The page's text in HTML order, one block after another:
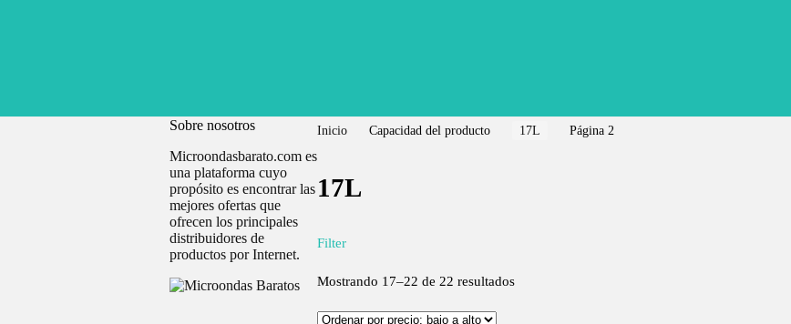
Inicio Capacidad del producto 17L Página 2
17L
Filter
Mostrando 17–22 de 22 resultados
Sobre nosotros
Microondasbarato.com es
una plataforma cuyo
propósito es encontrar las
mejores ofertas que
ofrecen los principales
distribuidores de
productos por Internet.